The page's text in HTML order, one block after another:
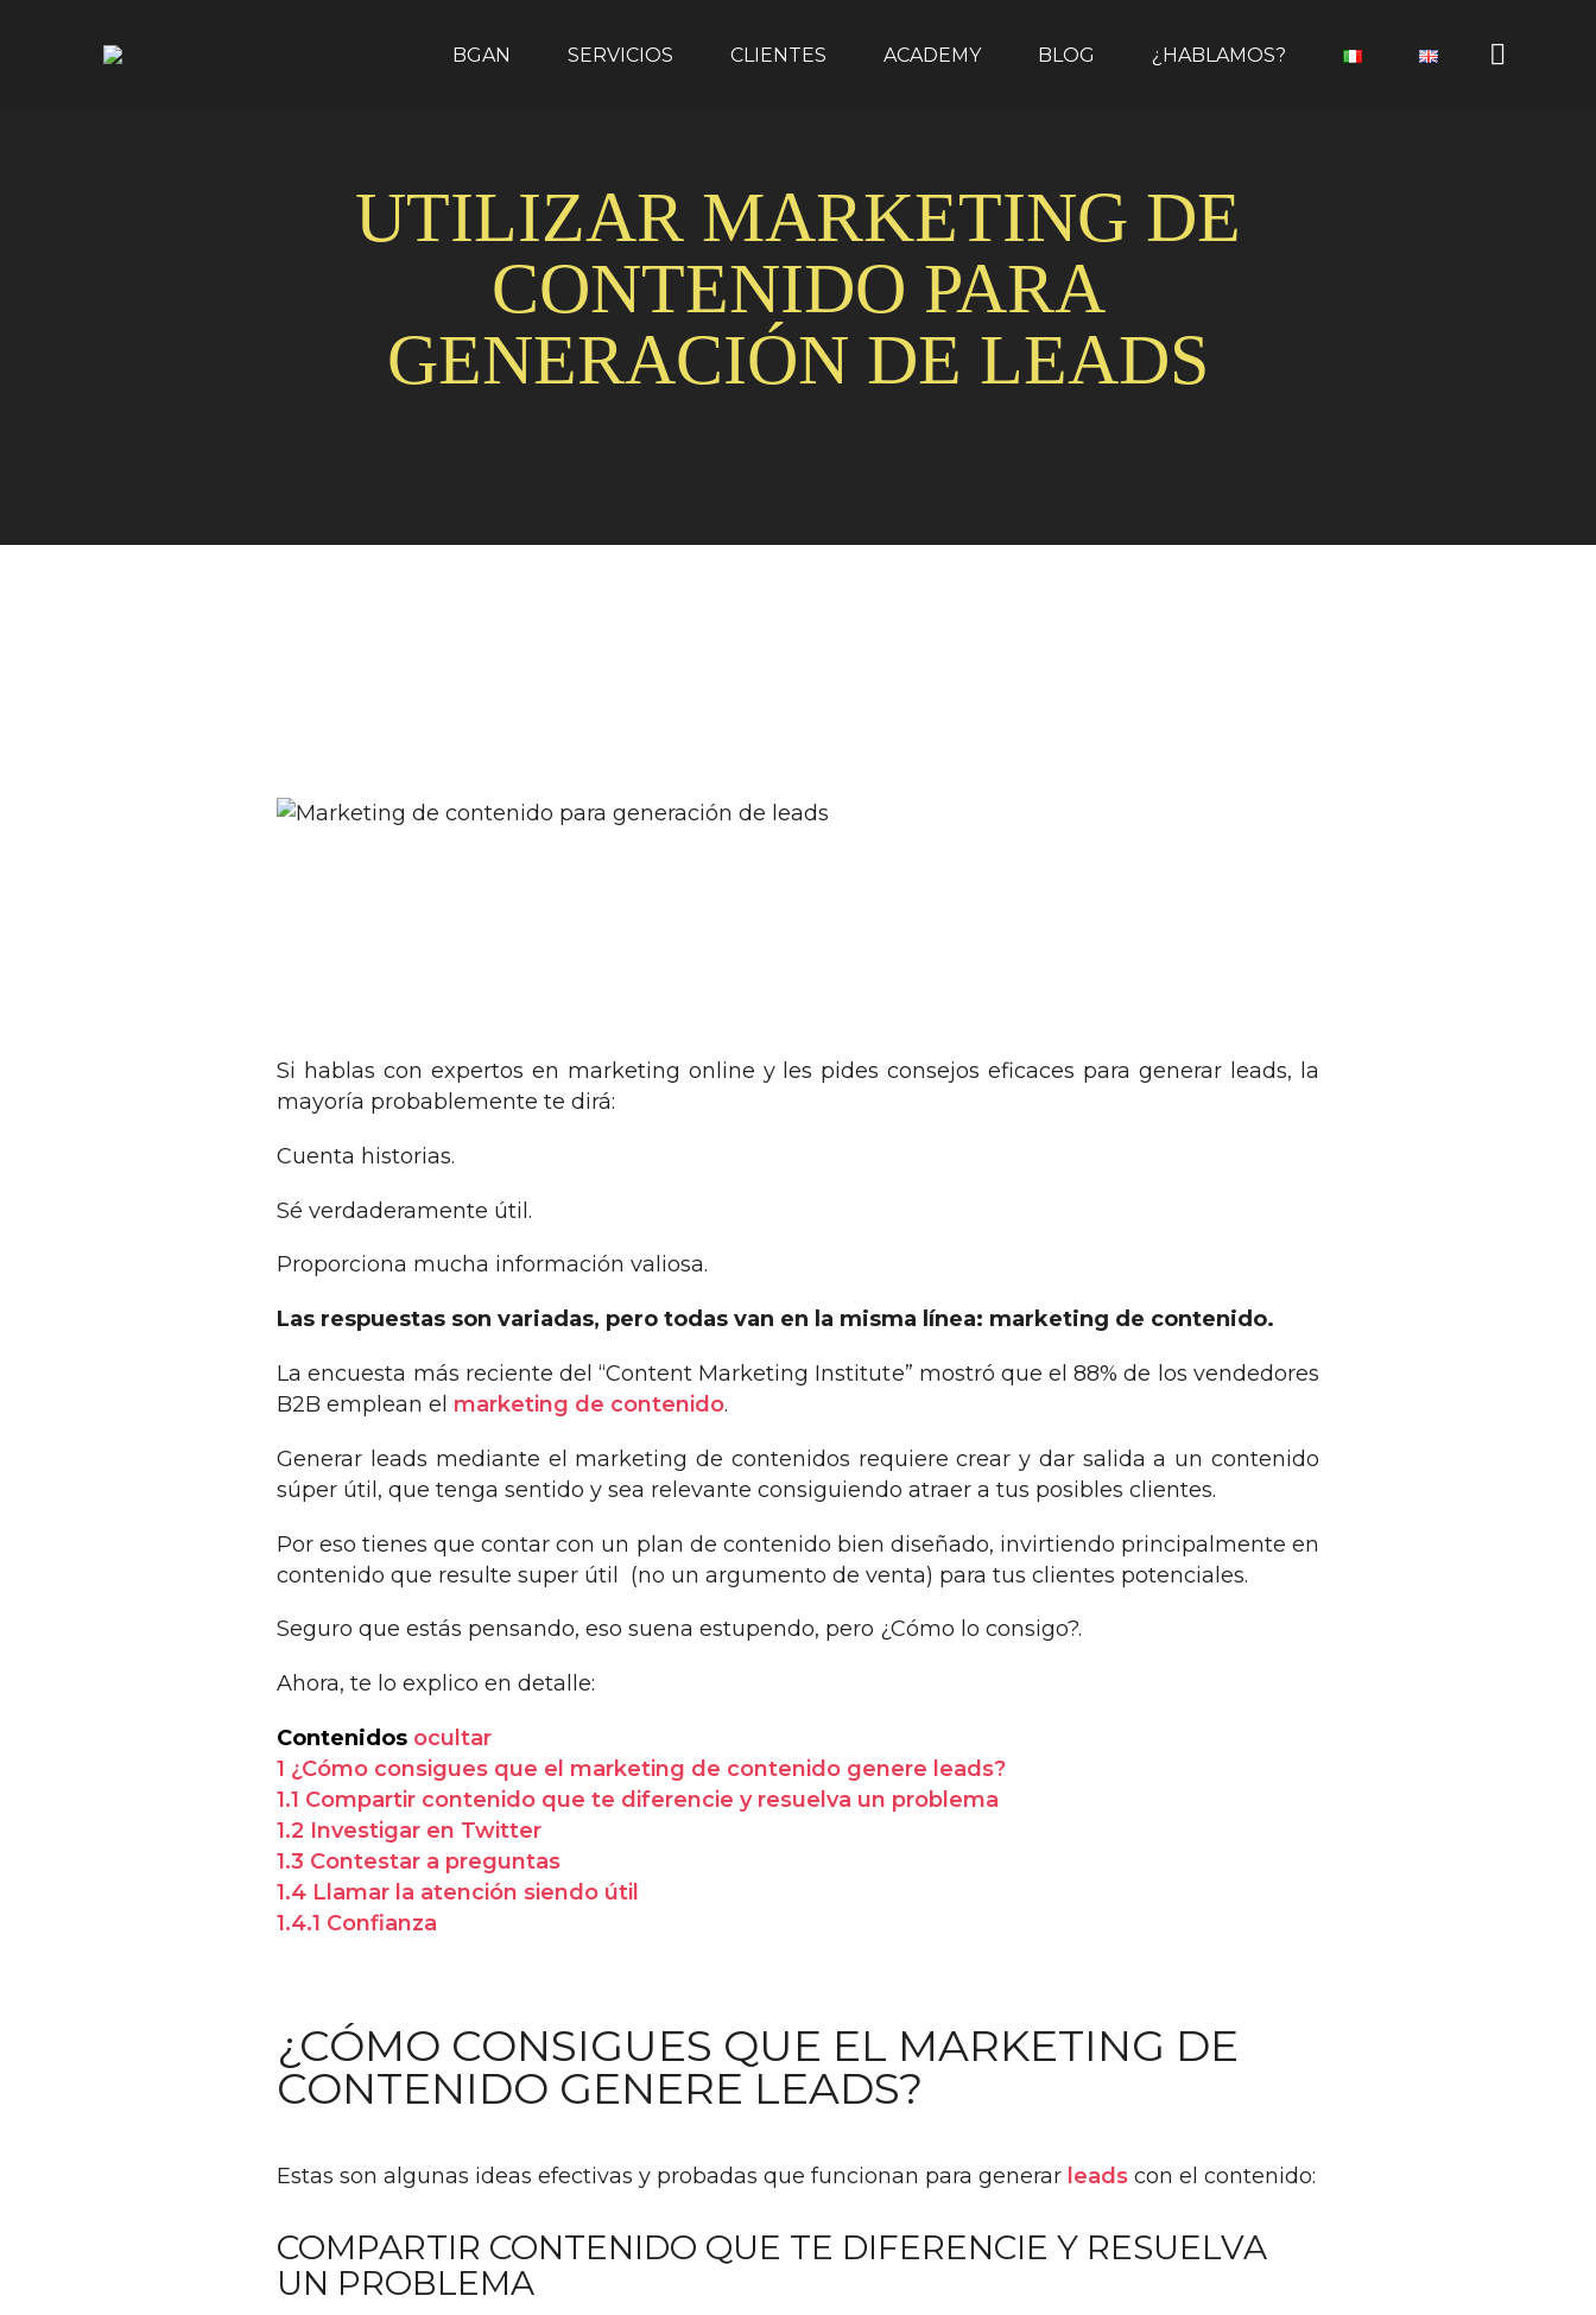
BGAN SERVICIOS CLIENTES ACADEMY BLOG ¿HABLAMOS?
UTILIZAR MARKETING DE
CONTENIDO PARA
GENERACIÓN DE LEADS
Si hablas con expertos en marketing online y les pides consejos eficaces para generar leads, la
mayoría probablemente te dirá:
Cuenta historias.
Sé verdaderamente útil.
Proporciona mucha información valiosa.
Las respuestas son variadas, pero todas van en la misma línea: marketing de contenido.
La encuesta más reciente del “Content Marketing Institute” mostró que el 88% de los vendedores
B2B emplean el marketing de contenido.
Generar leads mediante el marketing de contenidos requiere crear y dar salida a un contenido
súper útil, que tenga sentido y sea relevante consiguiendo atraer a tus posibles clientes.
Por eso tienes que contar con un plan de contenido bien diseñado, invirtiendo principalmente en
contenido que resulte super útil (no un argumento de venta) para tus clientes potenciales.
Seguro que estás pensando, eso suena estupendo, pero ¿Cómo lo consigo?.
Ahora, te lo explico en detalle:
Contenidos ocultar
1 ¿Cómo consigues que el marketing de contenido genere leads?
1.1 Compartir contenido que te diferencie y resuelva un problema
1.2 Investigar en Twitter
1.3 Contestar a preguntas
1.4 Llamar la atención siendo útil
1.4.1 Confianza
¿CÓMO CONSIGUES QUE EL MARKETING DE
CONTENIDO GENERE LEADS?
Estas son algunas ideas efectivas y probadas que funcionan para generar leads con el contenido:
COMPARTIR CONTENIDO QUE TE DIFERENCIE Y RESUELVA
UN PROBLEMA